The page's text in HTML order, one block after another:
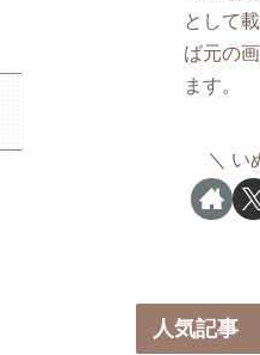
として
ば元の
ます。
い
人気記事